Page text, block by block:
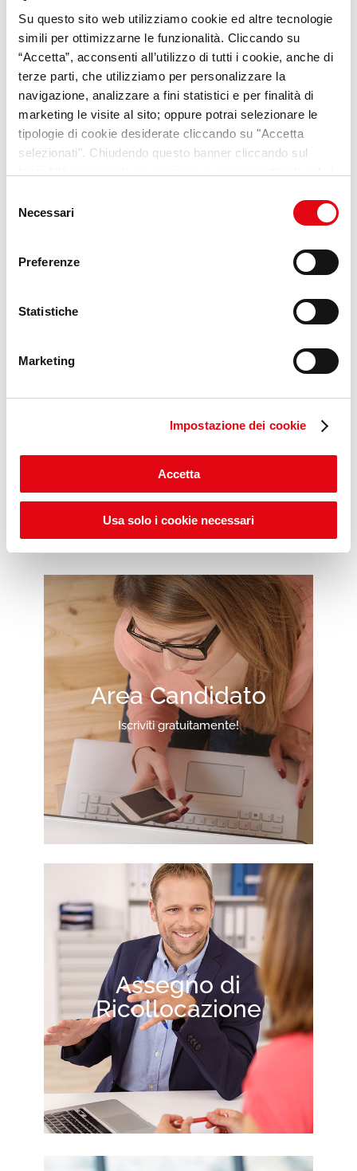
Su questo sito web utilizziamo cookie ed altre tecnologie
simili per ottimizzarne le funzionalità. Cliccando su
“Accetta”, acconsenti all’utilizzo di tutti i cookie, anche di
terze parti, che utilizziamo per personalizzare la
navigazione, analizzare a fini statistici e per finalità di
marketing le visite al sito; oppure potrai selezionare le
tipologie di cookie desiderate cliccando su "Accetta
selezionati". Chiudendo questo banner cliccando sul
modificare le tue preferenze in ogni momento mediante il
link “Impostazione dei cookie” a fine pagina. Per ulteriori
Cookie
Policy.
delNecessari
Preferenze
Statistiche
Marketing
Impostazione dei cookie
Accetta
Usa solo i cookie necessari
VideoPilloleper chi cerca
opportunità e consigli sul
mondo del lavoro
Scopri Lab Umana
Scopri gli ITS POP DAYS
Area Candidato
Iscriviti gratuitamente!
Assegno di
Ricollocazione